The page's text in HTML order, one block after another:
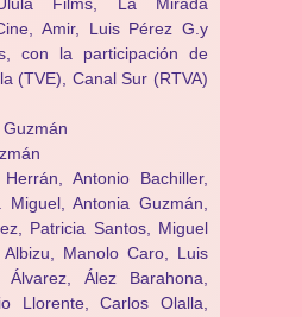
Amir, Luis Pérez G.y
con la participación de
(TVE), Canal Sur (RTVA)
Guzmán
Antonio Bachiller,
Antonia Guzmán,
Patricia Santos, Miguel
Manolo Caro, Luis
Ález Barahona,
Llorente, Carlos Olalla,